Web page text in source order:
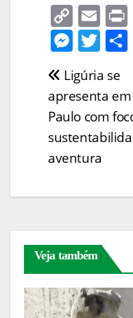
C
o
p
y
Li
n
k
E
m
ai
l
M
e
ss
e
n
g
er
T
itt
er
Navegação
de
Post
Ligúria se
apresenta em
Paulo com
aventura
Veja também